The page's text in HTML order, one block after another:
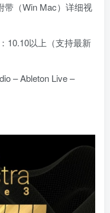
（Win Mac）详细视
10.10以上（支持最新
– Ableton Live –